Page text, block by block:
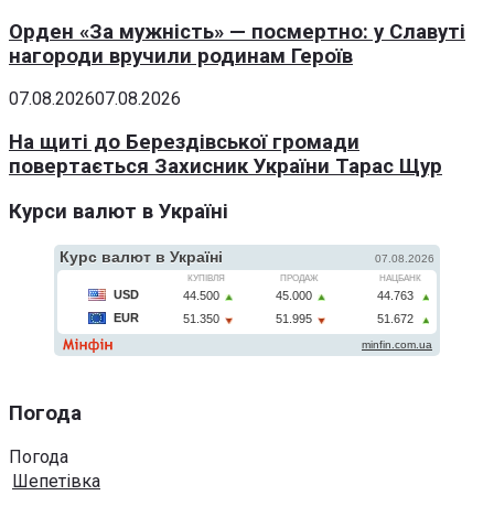
Орден «За мужність» — посмертно: у Славуті
нагороди вручили родинам Героїв
07.08.202607.08.2026
На щиті до Берездівської громади
повертається Захисник України Тарас Щур
Курси валют в Україні
Погода
Погода
Шепетівка